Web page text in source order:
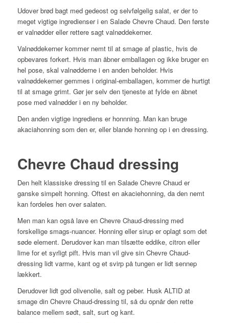
Udover brød bagt med gedeost og selvfølgelig salat, er der to
meget vigtige ingredienser i en Salade Chevre Chaud. Den første
er valnødder eller rettere sagt valnøddekerner.
Valnøddekerner kommer nemt til at smage af plastic, hvis de
opbevares forkert. Hvis man åbner emballagen og ikke bruger en
hel pose, skal valnødderne i en anden beholder. Hvis
valnøddekerner gemmes i original-emballagen, kommer de hurtigt
til at smage grimt. Gør jer selv den tjeneste at fylde en åbnet
pose med valnødder i en ny beholder.
Den anden vigtige ingrediens er honnning. Man kan bruge
akaciahonning som den er, eller blande honning op i en dressing.
Chevre Chaud dressing
Den helt klassiske dressing til en Salade Chevre Chaud er
ganske simpelt honning. Oftest en akaciehonning, da den nemt
kan fordeles hen over salaten.
Men man kan også lave en Chevre Chaud-dressing med
forskellige smags-nuancer. Honning eller sirup er oplagt som det
søde element. Derudover kan man tilsætte eddike, citron eller
lime for et syrligt pift. Hvis man vil give sin Chevre Chaud-
dressing lidt varme, kant og et svirp på tungen er lidt sennep
lækkert.
Derudover lidt god olivenolie, salt og peber. Husk ALTID at
smage din Chevre Chaud-dressing til, så du opnår den rette
balance mellem sødt, salt, surt og kant.